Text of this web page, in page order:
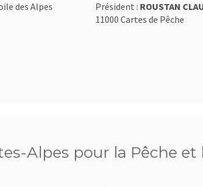
des Alpes
Président : ROUSTAN
11000 Cartes de Pêche
Alpes pour la Pêche